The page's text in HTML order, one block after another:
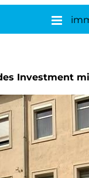
Investment